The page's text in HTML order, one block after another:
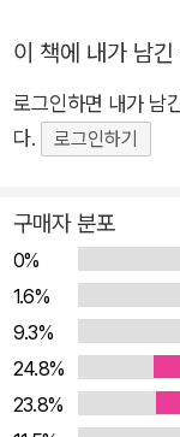
양한 아프리카 야생
았을까? 다양한 생
턴을 깨닫고 익히는
소중한 경험이다.
에겐 숲을 구성하는
사귀에 남긴 암호를
둥지를 조사할 만큼
늘도 숲속에서 하루
대에 관해 그가 오랜
는 숲에서 시작되었다』에서 만나
이 책에 내가 남긴
로그인하면 내가 남
다.
로그인하기
구매자 분포
0%
1.6%
9.3%
24.8%
23.8%